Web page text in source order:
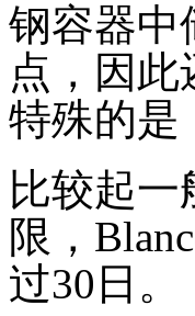
钢容器中
点，因
特殊的是
比较起
限，
过30 日。